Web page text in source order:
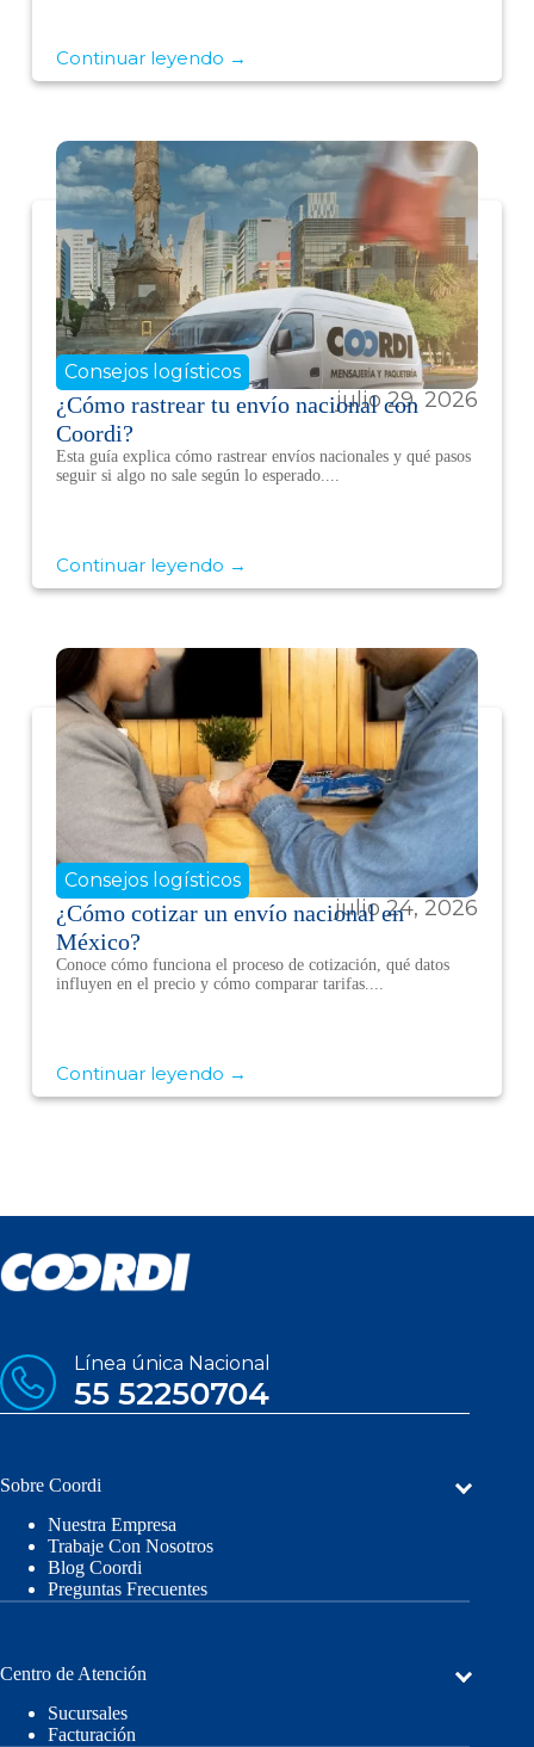
Continuar leyendo →
julio 29, 2026
Consejos logísticos
¿Cómo rastrear tu envío nacional con
Coordi?
Esta guía explica cómo rastrear envíos nacionales y qué pasos
seguir si algo no sale según lo esperado....
Continuar leyendo →
julio 24, 2026
Consejos logísticos
¿Cómo cotizar un envío nacional en
México?
Conoce cómo funciona el proceso de cotización, qué datos
influyen en el precio y cómo comparar tarifas....
Continuar leyendo →
Línea única Nacional
55 52250704
Sobre Coordi
Nuestra Empresa
Trabaje Con Nosotros
Blog Coordi
Preguntas Frecuentes
Centro de Atención
Sucursales
Facturación